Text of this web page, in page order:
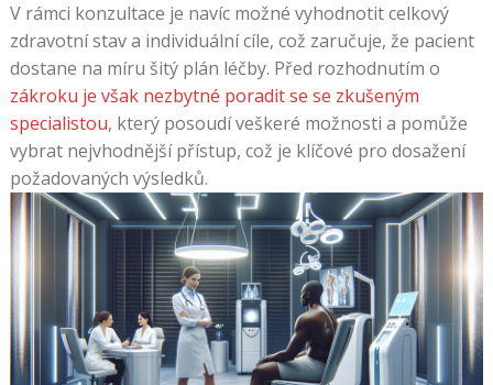
V rámci konzultace je navíc možné vyhodnotit celkový
zdravotní stav a individuální cíle, což zaručuje, že pacient
dostane na míru šitý plán léčby. Před rozhodnutím o
zákroku je však nezbytné poradit se se zkušeným
specialistou, který posoudí veškeré možnosti a pomůže
vybrat nejvhodnější přístup, což je klíčové pro dosažení
požadovaných výsledků.